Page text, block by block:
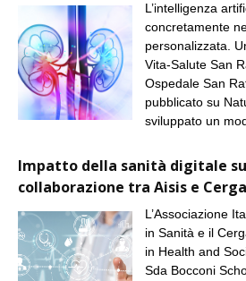
L’intelligenza
concretamente
personalizzata.
Vita-Salute San
Ospedale San
pubblicato su
sviluppato un
Impatto della sanità digitale
collaborazione tra Aisis e
L’Associazione
in Sanità e il
in Health and
Sda Bocconi